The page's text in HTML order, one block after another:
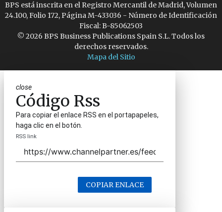
BPS está inscrita en el Registro Mercantil de Madrid, Volumen
24.100, Folio 172, Página M-433036 - Número de Identificación
Fiscal: B-85062503
© 2026 BPS Business Publications Spain S.L. Todos los
derechos reservados.
Mapa del Sitio
close
Código Rss
Para copiar el enlace RSS en el portapapeles,
haga clic en el botón.
RSS link
COPIAR ENLACE